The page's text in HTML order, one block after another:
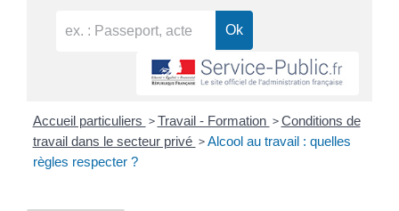
Accueil particuliers > Travail - Formation > Conditions de
travail dans le secteur privé > Alcool au travail : quelles
règles respecter ?